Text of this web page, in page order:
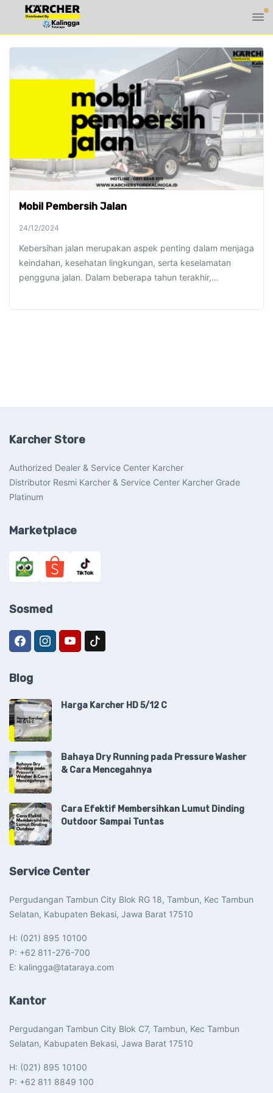
Mobil Pembersih Jalan
24/12/2024
Kebersihan jalan merupakan aspek penting dalam menjaga
keindahan, kesehatan lingkungan, serta keselamatan
pengguna jalan. Dalam beberapa tahun terakhir,…
Karcher Store
Authorized Dealer & Service Center Karcher
Distributor Resmi Karcher & Service Center Karcher Grade
Platinum
Marketplace
Sosmed
Blog
Harga Karcher HD 5/12 C
Bahaya Dry Running pada Pressure Washer
& Cara Mencegahnya
Cara Efektif Membersihkan Lumut Dinding
Outdoor Sampai Tuntas
Service Center
Pergudangan Tambun City Blok RG 18, Tambun, Kec Tambun
Selatan, Kabupaten Bekasi, Jawa Barat 17510​
H: (021) 895 10100
P: +62 811-276-700
E: kalingga@tataraya.com
Kantor
Pergudangan Tambun City Blok C7, Tambun, Kec Tambun
Selatan, Kabupaten Bekasi, Jawa Barat 17510​
H: (021) 895 10100
P: +62 811 8849 100